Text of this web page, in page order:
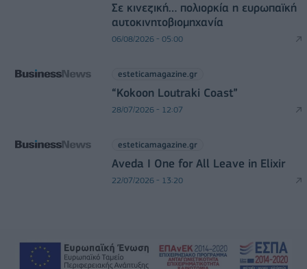
Σε κινεζική… πολιορκία η ευρωπαϊκή
αυτοκινητοβιομηχανία
06/08/2026 - 05:00
esteticamagazine.gr
“Kokoon Loutraki Coast”
28/07/2026 - 12:07
esteticamagazine.gr
Aveda I One for All Leave in Elixir
22/07/2026 - 13:20